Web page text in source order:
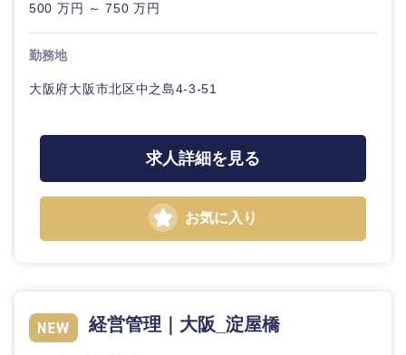
500 万円 ～ 750 万円
勤務地
大阪府大阪市北区中之島4-3-51
求人詳細を見る
お気に入り
経営管理｜大阪_淀屋橋